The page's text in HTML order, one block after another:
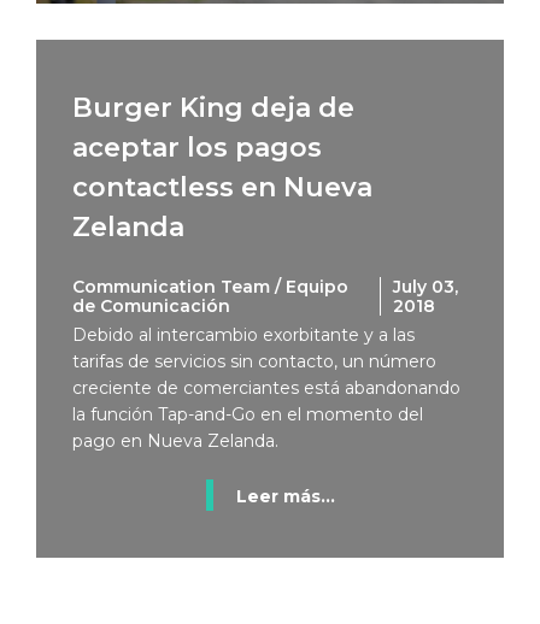
Burger King deja de
aceptar los pagos
contactless en Nueva
Zelanda
Communication Team / Equipo
de Comunicación
July 03,
2018
Debido al intercambio exorbitante y a las
tarifas de servicios sin contacto, un número
creciente de comerciantes está abandonando
la función Tap-and-Go en el momento del
pago en Nueva Zelanda.
Leer más...